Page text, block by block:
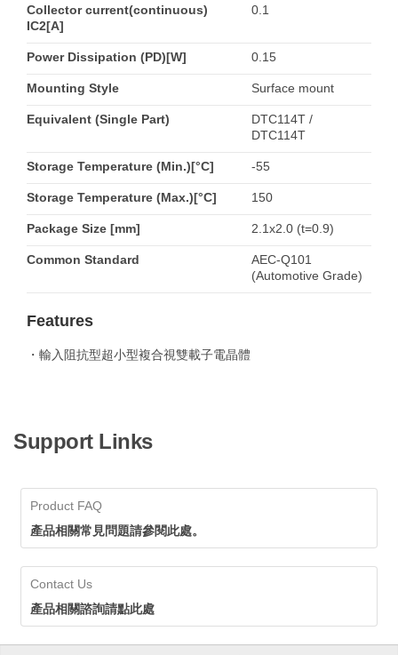
Collector current(continuous)
IC2[A]
0.1
Power Dissipation (PD)[W] 0.15
Mounting Style Surface mount
Equivalent (Single Part)
DTC114T /
DTC114T
Storage Temperature (Min.)[°C] -55
Storage Temperature (Max.)[°C] 150
Package Size [mm] 2.1x2.0 (t=0.9)
Common Standard
AEC-Q101
(Automotive Grade)
Features
・輸入阻抗型超小型複合視雙載子電晶體
Support Links
Product FAQ
產品相關常見問題請參閱此處。
Contact Us
產品相關諮詢請點此處